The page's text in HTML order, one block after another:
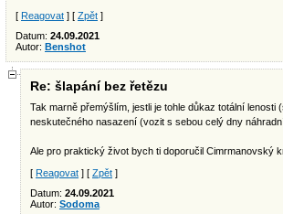
[ Reagovat ] [ Zpět ]
Datum: 24.09.2021
Autor: Benshot
Re: šlapání bez řetězu
Tak marně přemýšlím, jestli je tohle důkaz totální lenosti
neskutečného nasazení (vozit s sebou celý dny
Ale pro praktický život bych ti doporučil Cimrmanovský
[ Reagovat ] [ Zpět ]
Datum: 24.09.2021
Autor: Sodoma